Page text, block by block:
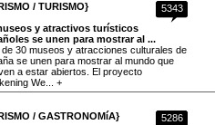
5343
/ TURISMO}
y atractivos turísticos
se unen para mostrar al ...
de 30 museos y atracciones culturales de
se unen para mostrar al mundo que
a estar abiertos. El proyecto
We... +
5286
/ GASTRONOMíA}